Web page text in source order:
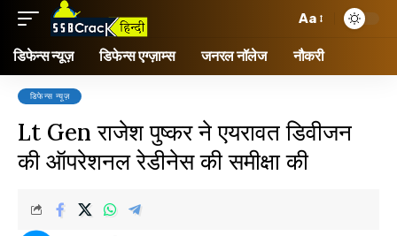
Aa
डिफेन्स न्यूज़ डिफेन्स एग्ज़ाम्स जनरल नॉलेज नौकरी
डिफेन्स न्यूज़
Lt Gen राजेश पुष्कर ने एयरावत डिवीजन
की ऑपरेशनल रेडीनेस की समीक्षा की